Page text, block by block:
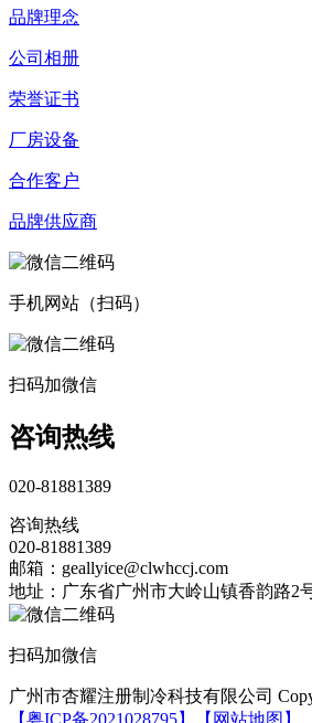
品牌理念
公司相册
荣誉证书
厂房设备
合作客户
品牌供应商
手机网站（扫码）
扫码加微信
咨询热线
020-81881389
咨询热线
020-81881389
邮箱：geallyice@clwhccj.com
地址：广东省广州市大岭山镇香韵路2
扫码加微信
广州市杏耀注册制冷科技有限公司
【粤ICP备2021028795】
【网站地图】